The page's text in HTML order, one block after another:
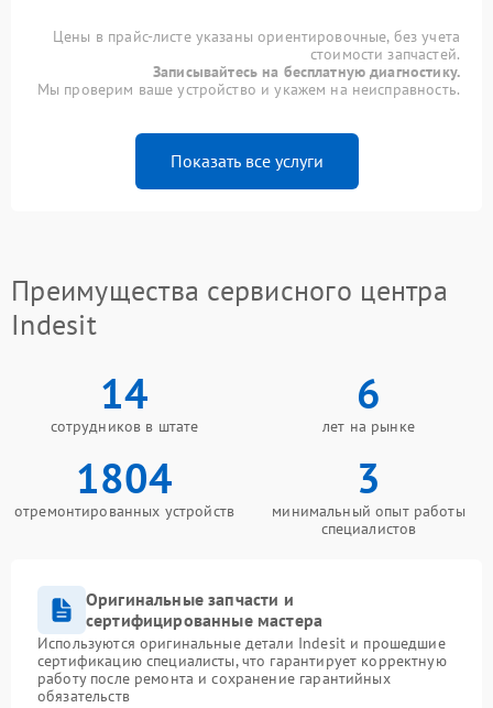
Цены в прайс-листе указаны ориентировочные, без учета
стоимости запчастей.
Записывайтесь на бесплатную диагностику.
Мы проверим ваше устройство и укажем на неисправность.
Показать все услуги
Преимущества сервисного центра
Indesit
14
сотрудников в штате
6
лет на рынке
1804
отремонтированных устройств
3
минимальный опыт работы
специалистов
Оригинальные запчасти и
сертифицированные мастера
Используются оригинальные детали Indesit и прошедшие
сертификацию специалисты, что гарантирует корректную
работу после ремонта и сохранение гарантийных
обязательств